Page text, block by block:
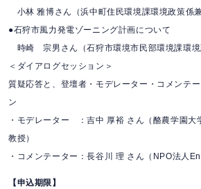
小林 雅博さん（浜中町住民環境課環境政策係
●石狩市風力発電ゾーニング計画について
時崎 宗男さん（石狩市環境市民部環境課環
＜ダイアログセッション＞
質疑応答と、登壇者・モデレーター・コメンテ
ン
・モデレーター ：吉中 厚裕 さん（酪農学園大
教授）
・コメンテーター：長谷川 理 さん（NPO法人
【申込期限】